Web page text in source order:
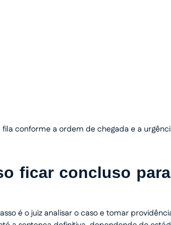
conforme a ordem de chegada e a
ficar concluso para
é o juiz analisar o caso e tomar